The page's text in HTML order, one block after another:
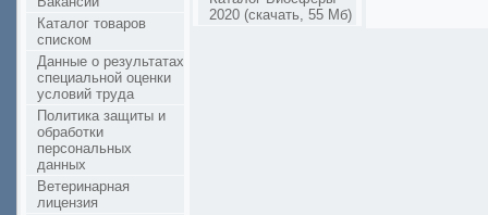
Каталог товаров
списком
Данные о результатах
специальной оценки
условий труда
Политика защиты и
обработки
персональных
данных
Ветеринарная
лицензия
2020 (скачать, 55 Мб)